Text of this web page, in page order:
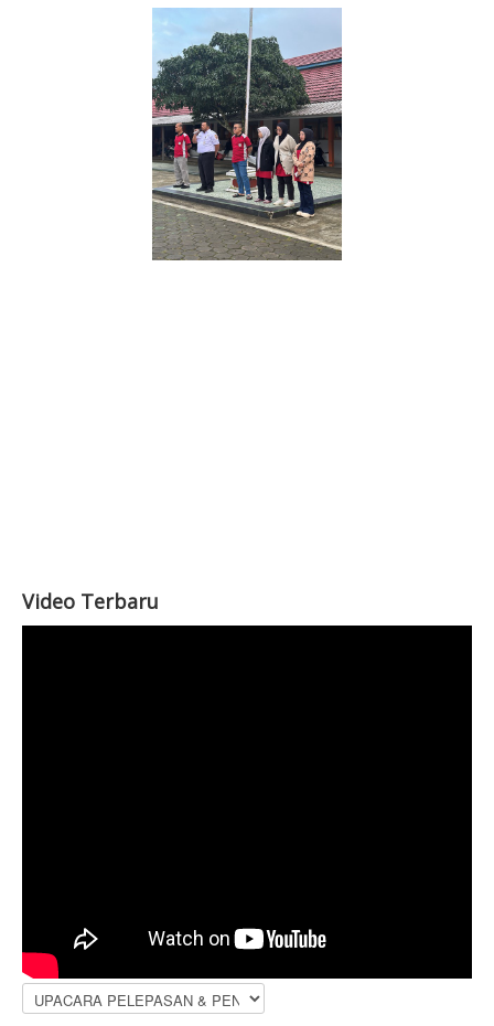
Video Terbaru